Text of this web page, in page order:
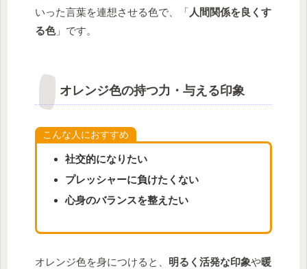
いった言葉を連想させる色で、「 人間関係を良くす
る色」です。
オレンジ色の持つ力・与える印象
こんな人におすすめ
社交的になりたい
プレッシャーに負けたくない
心身のバランスを整えたい
オレンジ色を身につけると、 明るく活発な印象や暖